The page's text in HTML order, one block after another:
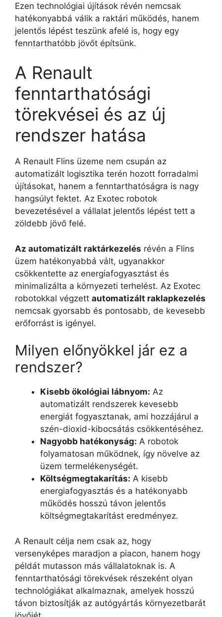
Ezen technológiai újítások révén nemcsak
hatékonyabbá válik a raktári működés, hanem
jelentős lépést teszünk afelé is, hogy egy
fenntarthatóbb jövőt építsünk.
A Renault
fenntarthatósági
törekvései és az új
rendszer hatása
A Renault Flins üzeme nem csupán az
automatizált logisztika terén hozott forradalmi
újításokat, hanem a fenntarthatóságra is nagy
hangsúlyt fektet. Az Exotec robotok
bevezetésével a vállalat jelentős lépést tett a
zöldebb jövő felé.
Az automatizált raktárkezelés révén a Flins
üzem hatékonyabbá vált, ugyanakkor
csökkentette az energiafogyasztást és
minimalizálta a környezeti terhelést. Az Exotec
robotokkal végzett automatizált raklapkezelés
nemcsak gyorsabb és pontosabb, de kevesebb
erőforrást is igényel.
Milyen előnyökkel jár ez a
rendszer?
Kisebb ökológiai lábnyom: Az
automatizált rendszerek kevesebb
energiát fogyasztanak, ami hozzájárul a
szén-dioxid-kibocsátás csökkentéséhez.
Nagyobb hatékonyság: A robotok
folyamatosan működnek, így növelve az
üzem termelékenységét.
Költségmegtakarítás: A kisebb
energiafogyasztás és a hatékonyabb
működés hosszú távon jelentős
költségmegtakarítást eredményez.
A Renault célja nem csak az, hogy
versenyképes maradjon a piacon, hanem hogy
példát mutasson más vállalatoknak is. A
fenntarthatósági törekvések részeként olyan
technológiákat alkalmaznak, amelyek hosszú
távon biztosítják az autógyártás környezetbarát